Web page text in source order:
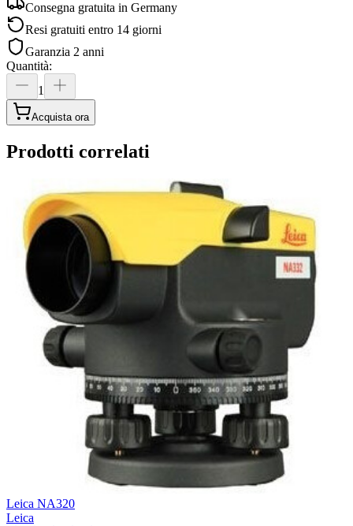
Consegna gratuita in Germany
Resi gratuiti entro 14 giorni
Garanzia 2 anni
Quantità:
1
Acquista ora
Prodotti correlati
Leica NA320
Leica